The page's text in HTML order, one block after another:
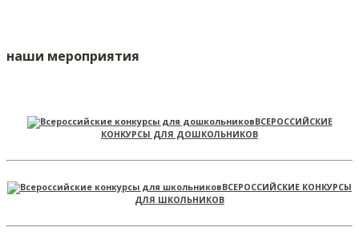
наши мероприятия
ВСЕРОССИЙСКИЕ
КОНКУРСЫ ДЛЯ ДОШКОЛЬНИКОВ
ВСЕРОССИЙСКИЕ КОНКУРСЫ
ДЛЯ ШКОЛЬНИКОВ